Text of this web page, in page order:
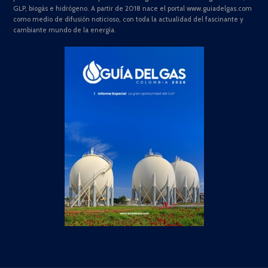
GLP, biogás e hidrógeno. A partir de 2018 nace el portal www.guiadelgas.com
como medio de difusión noticioso, con toda la actualidad del fascinante y
cambiante mundo de la energía.